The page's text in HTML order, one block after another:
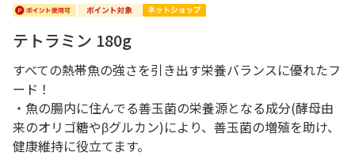
テトラミン 180g
すべての熱帯魚の強さを引き出す栄養バランスに優れたフ
ード！
・魚の腸内に住んでる善玉菌の栄養源となる成分(酵母由
来のオリゴ糖やβグルカン)により、善玉菌の増殖を助け、
健康維持に役立てます。